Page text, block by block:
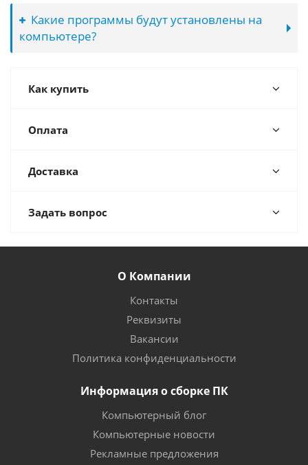
Какие программы будут установлены на
компьютере?
Как купить
Оплата
Доставка
Задать вопрос
О Компании
Контакты
Реквизиты
Вакансии
Политика конфиденциальности
Информация о сборке ПК
Компьютерный блог
Компьютерные новости
Рекламные предложения